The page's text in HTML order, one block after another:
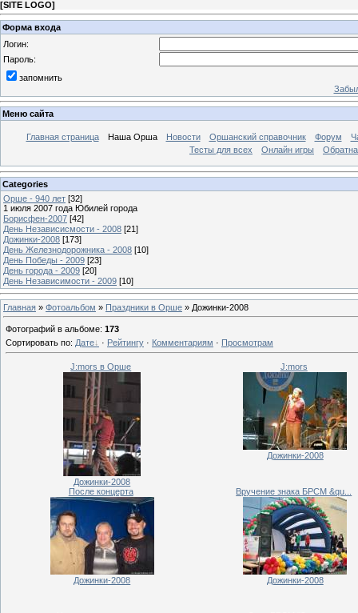
[SITE LOGO]
Форма входа
Логин:
Пароль:
запомнить
Меню сайта
Главная страница Наша Орша Новости Оршанский справочник Форум
Тесты для всех
Онлайн игры
Categories
Орше - 940 лет [32]
1 июля 2007 года Юбилей города
Борисфен-2007 [42]
День Независисмости - 2008 [21]
Дожинки-2008 [173]
День Железнодорожника - 2008 [10]
День Победы - 2009 [23]
День города - 2009 [20]
День Независимости - 2009 [10]
Главная » Фотоальбом » Праздники в Орше » Дожинки-2008
Фотографий в альбоме: 173
Сортировать по: Дате · Рейтингу · Комментариям · Просмотрам
J:mors в Орше
Дожинки-2008
J:mors
Дожинки-2008
После концерта
Дожинки-2008
Вручение знака БРСМ &qu...
Дожинки-2008